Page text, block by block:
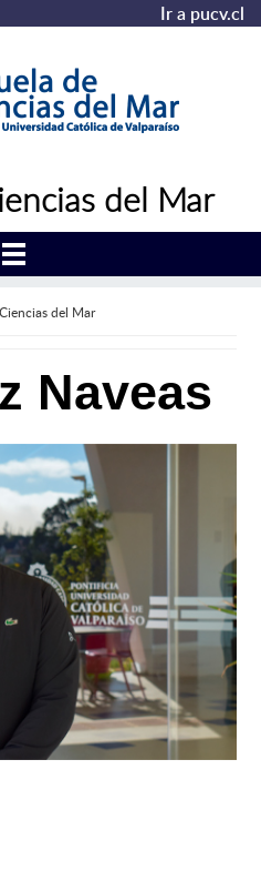
Ir a pucv.cl
del Mar
del Mar
Naveas